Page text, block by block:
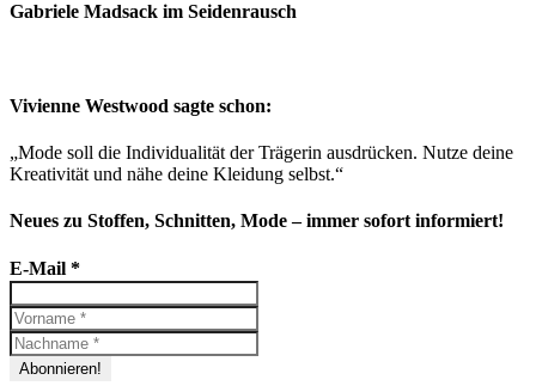
Gabriele Madsack im Seidenrausch
Vivienne Westwood sagte schon:
„Mode soll die Individualität der Trägerin ausdrücken. Nutze deine
Kreativität und nähe deine Kleidung selbst.“
Neues zu Stoffen, Schnitten, Mode – immer sofort informiert!
E-Mail *